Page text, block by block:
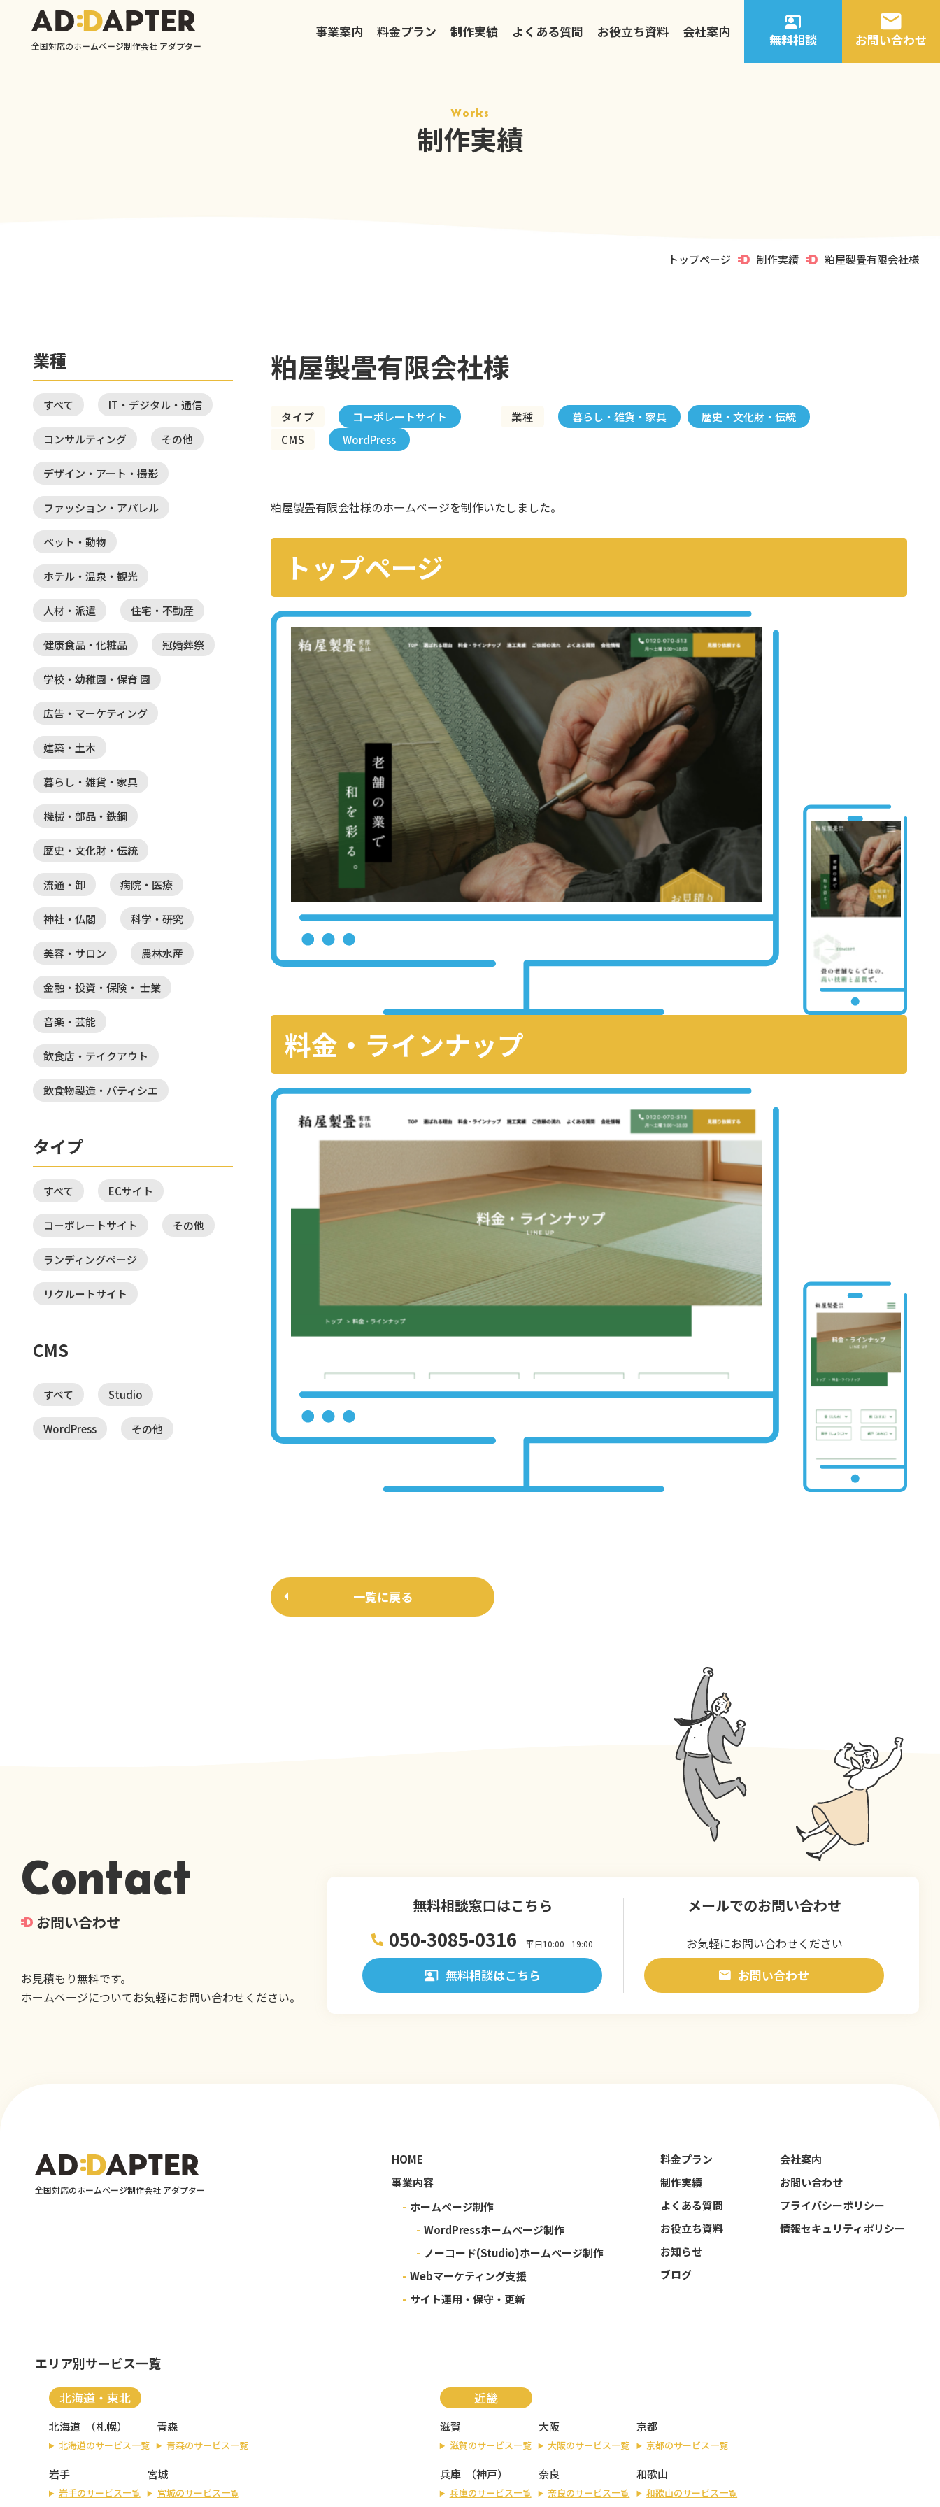
全国対応のホームページ制作会社 アダプター
事業案内 料金プラン 制作実績 よくある質問 お役立ち資料 会社案内 無料相談 お問い合わせ
Works
制作実績
トップページ 制作実績 粕屋製畳有限会社様
粕屋製畳有限会社様
タイプ コーポレートサイト 業種 暮らし・雑貨・家具
歴史・文化財・伝統
CMS
WordPress
粕屋製畳有限会社様のホームページを制作いたしました。
トップページ
料金・ラインナップ
一覧に戻る
業種
すべて IT・デジタル・通信
コンサルティング その他
デザイン・アート・撮影
ファッション・アパレル
ペット・動物
ホテル・温泉・観光
人材・派遣 住宅・不動産
健康食品・化粧品 冠婚葬祭
学校・幼稚園・保育 園
広告・マーケティング
建築・土木
暮らし・雑貨・家具
機械・部品・鉄鋼
歴史・文化財・伝統
流通・卸 病院・医療
神社・仏閣 科学・研究
美容・サロン 農林水産
金融・投資・保険・ 士業
音楽・芸能
飲食店・テイクアウト
飲食物製造・パティシエ
タイプ
すべて ECサイト
コーポレートサイト その他
ランディングページ
リクルートサイト
CMS
すべて Studio
WordPress その他
Contact
お問い合わせ
お見積もり無料です。
ホームページについてお気軽にお問い合わせください。
無料相談窓口はこちら
050-3085-0316 平日10:00 - 19:00
無料相談はこちら
メールでのお問い合わせ
お気軽にお問い合わせください
お問い合わせ
全国対応のホームページ制作会社 アダプター
HOME
事業内容
- ホームページ制作
- WordPressホームページ制作
- ノーコード(Studio)ホームページ制作
- Webマーケティング支援
- サイト運用・保守・更新
料金プラン
制作実績
よくある質問
お役立ち資料
お知らせ
ブログ
会社案内
お問い合わせ
プライバシーポリシー
情報セキュリティポリシー
エリア別サービス一覧
北海道・東北
北海道 （札幌）
北海道のサービス一覧
青森
青森のサービス一覧
岩手
岩手のサービス一覧
宮城
宮城のサービス一覧
近畿
滋賀
滋賀のサービス一覧
大阪
大阪のサービス一覧
京都
京都のサービス一覧
兵庫 （神戸）
兵庫のサービス一覧
奈良
奈良のサービス一覧
和歌山
和歌山のサービス一覧